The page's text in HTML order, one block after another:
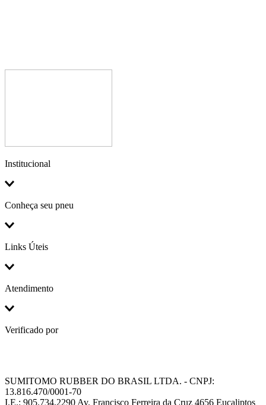
Institucional
Conheça seu pneu
Links Úteis
Atendimento
Verificado por
SUMITOMO RUBBER DO BRASIL LTDA. - CNPJ:
13.816.470/0001-70
I.E.: 905.734.2290 Av. Francisco Ferreira da Cruz 4656 Eucaliptos